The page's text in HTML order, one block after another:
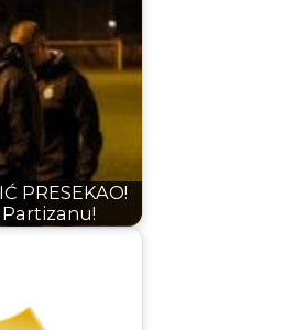
PRESEKAO!